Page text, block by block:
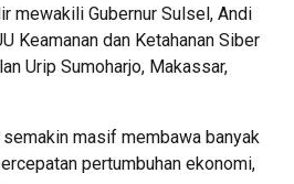
mewakili Gubernur Sulsel, Andi
Keamanan dan Ketahanan Siber
Urip Sumoharjo, Makassar,
masif membawa banyak
pertumbuhan ekonomi,